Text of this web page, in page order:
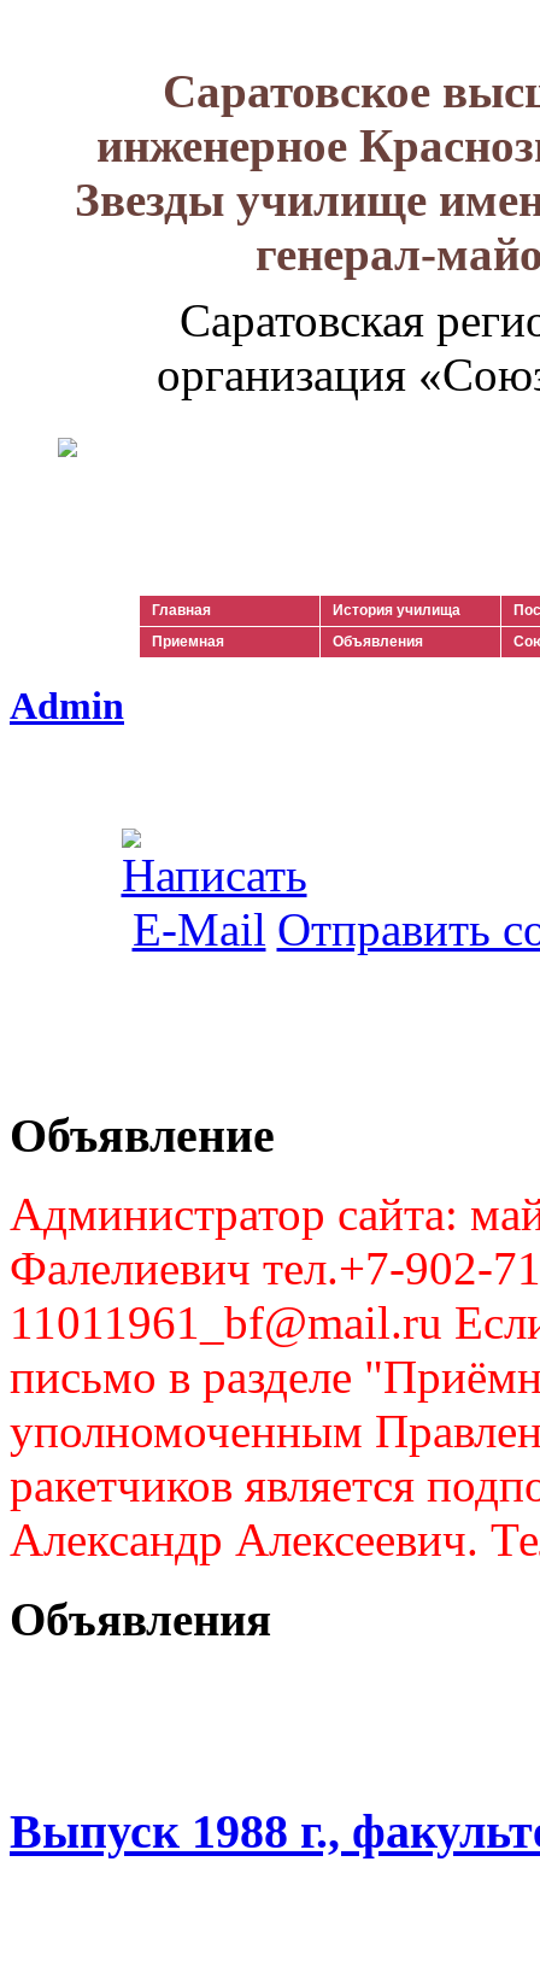
Саратовское
инженерное
Звезды училище
генерал-
Саратовская
организация
Главная История училища
Приемная
Объявления
Admin
Отправить
Объявление
Администратор сайта:
Фалелиевич тел.+7-902-
11011961_bf@mail.ru
письмо в разделе
уполномоченным
ракетчиков является
Александр Алексеевич.
Объявления
Выпуск 1988 г.,